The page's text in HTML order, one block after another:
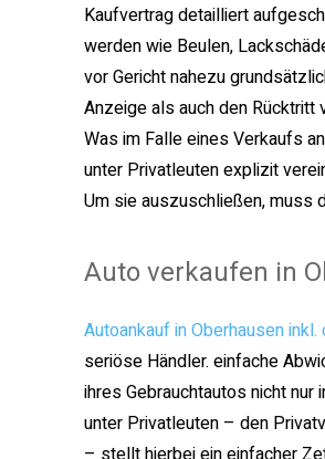
Kaufvertrag detailliert
werden wie Beulen,
vor Gericht nahezu
Anzeige als auch den
Was im Falle eines Verkaufs
unter Privatleuten explizit
Um sie auszuschließen, muss
Auto verkaufen in
Autoankauf in Oberhausen
seriöse Händler. einfache
ihres Gebrauchtautos nicht
unter Privatleuten – den